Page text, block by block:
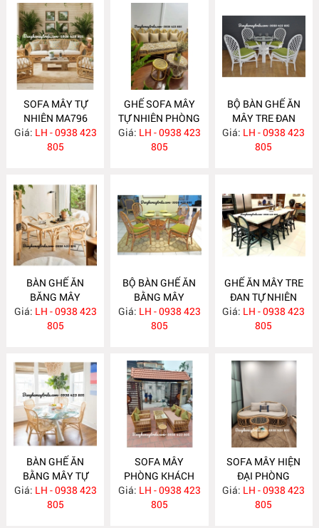
SOFA MÂY TỰ
NHIÊN MA796
Giá: LH - 0938 423
805
GHẾ SOFA MÂY
TỰ NHIÊN PHÒNG
KHÁCH MA795
Giá: LH - 0938 423
805
BỘ BÀN GHẾ ĂN
MÂY TRE ĐAN
MA784
Giá: LH - 0938 423
805
BÀN GHẾ ĂN
BĂNG MÂY
MA783
Giá: LH - 0938 423
805
BỘ BÀN GHẾ ĂN
BẰNG MÂY
MA782
Giá: LH - 0938 423
805
GHẾ ĂN MÂY TRE
ĐAN TỰ NHIÊN
MA781
Giá: LH - 0938 423
805
BÀN GHẾ ĂN
BẰNG MÂY TỰ
NHIÊN MA780
Giá: LH - 0938 423
805
SOFA MÂY
PHÒNG KHÁCH
KIỂU DÁNG ĐƠN
GIẢN MA778
Giá: LH - 0938 423
805
SOFA MÂY HIỆN
ĐẠI PHÒNG
KHÁCH MA777
Giá: LH - 0938 423
805